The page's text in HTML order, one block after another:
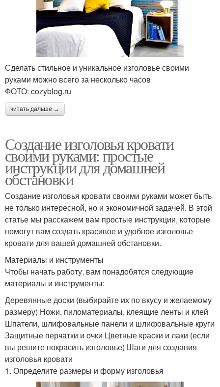
Сделать стильное и уникальное изголовье своими
руками можно всего за несколько часов
ФОТО: cozyblog.ru
читать дальше →
Создание изголовья кровати
своими руками: простые
инструкции для домашней
обстановки
Создание изголовья кровати своими руками может быть
не только интересной, но и экономичной задачей. В этой
статье мы расскажем вам простые инструкции, которые
помогут вам создать красивое и удобное изголовье
кровати для вашей домашней обстановки.
Материалы и инструменты
Чтобы начать работу, вам понадобятся следующие
материалы и инструменты:
Деревянные доски (выбирайте их по вкусу и желаемому
размеру) Ножи, пиломатериалы, клеящие ленты и клей
Шпатели, шлифовальные панели и шлифовальные круги
Защитные перчатки и очки Цветные краски и лаки (если
вы решите покрасить изголовье) Шаги для создания
изголовья кровати
1. Определите размеры и форму изголовья